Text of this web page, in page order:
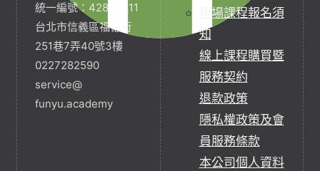
統一編號：42854211
台北市信義區福德街
251巷7弄40號3樓
0227282590
service@
funyu.academy
現場課程報名須
知
線上課程購買暨
服務契約
退款政策
隱私權政策及會
員服務條款
本公司個人資料